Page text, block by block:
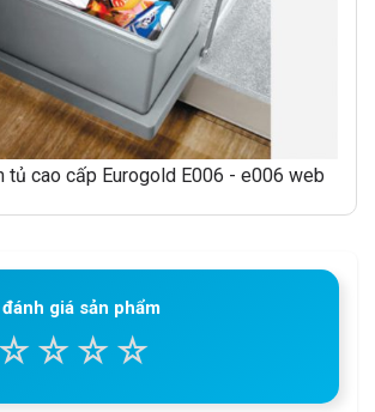
giá sản phẩm
☆ ☆ ☆ ☆